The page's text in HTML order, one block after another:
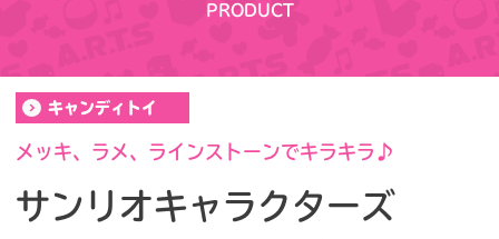
イベント&キャンペーン
EVENT&CAMPAIGN
お客様相談室
閉じる
PRODUCT
キャンディトイ
メッキ、ラメ、ラインストーンでキラキラ♪
サンリオキャラクターズ